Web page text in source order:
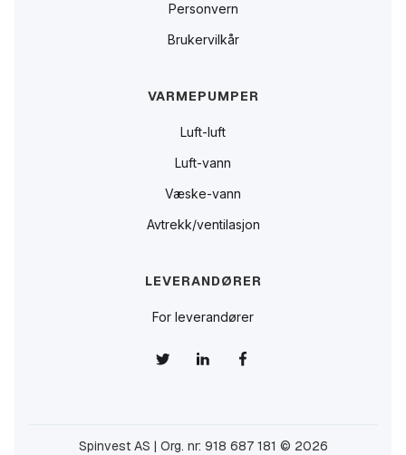
Personvern
Brukervilkår
VARMEPUMPER
Luft-luft
Luft-vann
Væske-vann
Avtrekk/ventilasjon
LEVERANDØRER
For leverandører
Spinvest AS | Org. nr: 918 687 181 © 2026